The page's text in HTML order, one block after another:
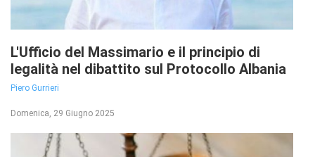
L'Ufficio del Massimario e il principio di
legalità nel dibattito sul Protocollo Albania
Piero Gurrieri
Domenica, 29 Giugno 2025